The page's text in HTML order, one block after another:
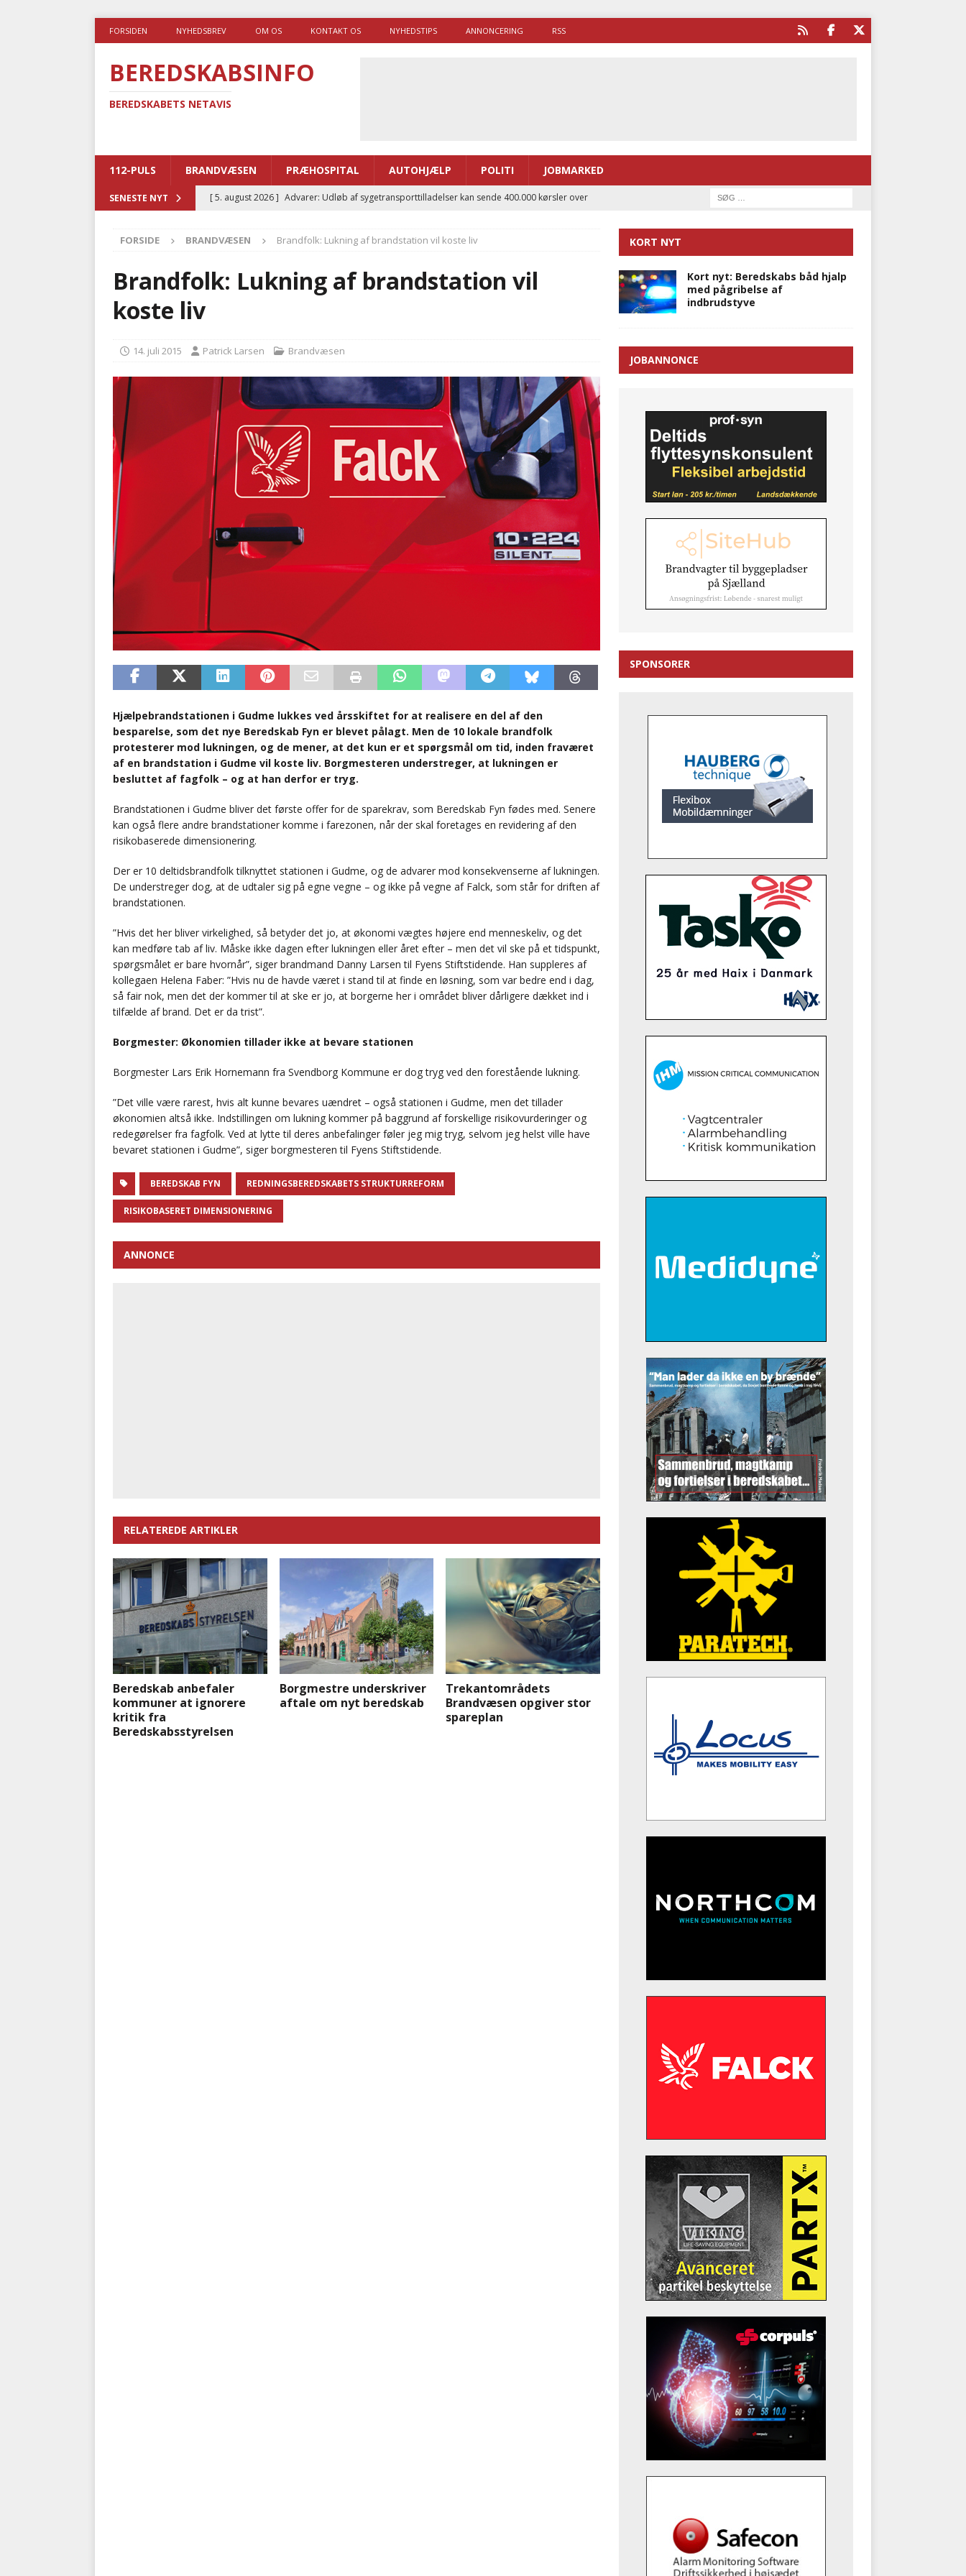
FORSIDEN NYHEDSBREV OM OS KONTAKT OS NYHEDSTIPS ANNONCERING RSS
BEREDSKABSINFO
BEREDSKABETS NETAVIS
112-PULS BRANDVÆSEN PRÆHOSPITAL AUTOHJÆLP POLITI JOBMARKED
SENESTE NYT [ 5. august 2026 ] Advarer: Udløb af sygetransporttilladelser kan sende 400.000 kørsler over
[ 5. august 2026 ] Ny ambulance og el-sygetransportvogn til Samsø
[ 4. august 2026 ]
Brandvæsenerne brugte lidt længere tid på at komme af sted i 2025
POLITI
BRANDVÆSEN
FORSIDE BRANDVÆSEN Brandfolk: Lukning af brandstation vil koste liv
Brandfolk: Lukning af brandstation vil
koste liv
14. juli 2015 Patrick Larsen Brandvæsen
Hjælpebrandstationen i Gudme lukkes ved årsskiftet for at realisere en del af den
besparelse, som det nye Beredskab Fyn er blevet pålagt. Men de 10 lokale brandfolk
protesterer mod lukningen, og de mener, at det kun er et spørgsmål om tid, inden fraværet
af en brandstation i Gudme vil koste liv. Borgmesteren understreger, at lukningen er
besluttet af fagfolk – og at han derfor er tryg.
Brandstationen i Gudme bliver det første offer for de sparekrav, som Beredskab Fyn fødes med. Senere
kan også flere andre brandstationer komme i farezonen, når der skal foretages en revidering af den
risikobaserede dimensionering.
Der er 10 deltidsbrandfolk tilknyttet stationen i Gudme, og de advarer mod konsekvenserne af lukningen.
De understreger dog, at de udtaler sig på egne vegne – og ikke på vegne af Falck, som står for driften af
brandstationen.
”Hvis det her bliver virkelighed, så betyder det jo, at økonomi vægtes højere end menneskeliv, og det
kan medføre tab af liv. Måske ikke dagen efter lukningen eller året efter – men det vil ske på et tidspunkt,
spørgsmålet er bare hvornår”, siger brandmand Danny Larsen til Fyens Stiftstidende. Han suppleres af
kollegaen Helena Faber: ”Hvis nu de havde været i stand til at finde en løsning, som var bedre end i dag,
så fair nok, men det der kommer til at ske er jo, at borgerne her i området bliver dårligere dækket ind i
tilfælde af brand. Det er da trist”.
Borgmester: Økonomien tillader ikke at bevare stationen
Borgmester Lars Erik Hornemann fra Svendborg Kommune er dog tryg ved den forestående lukning.
”Det ville være rarest, hvis alt kunne bevares uændret – også stationen i Gudme, men det tillader
økonomien altså ikke. Indstillingen om lukning kommer på baggrund af forskellige risikovurderinger og
redegørelser fra fagfolk. Ved at lytte til deres anbefalinger føler jeg mig tryg, selvom jeg helst ville have
bevaret stationen i Gudme”, siger borgmesteren til Fyens Stiftstidende.
BEREDSKAB FYN REDNINGSBEREDSKABETS STRUKTURREFORM
RISIKOBASERET DIMENSIONERING
ANNONCE
RELATEREDE ARTIKLER
Beredskab anbefaler
kommuner at ignorere
kritik fra
Beredskabsstyrelsen
Borgmestre underskriver
aftale om nyt beredskab
Trekantområdets
Brandvæsen opgiver stor
spareplan
KORT NYT
Kort nyt: Beredskabs båd hjalp
med pågribelse af
indbrudstyve
JOBANNONCE
SPONSORER